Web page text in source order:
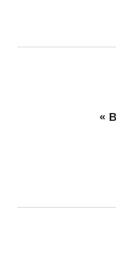
«